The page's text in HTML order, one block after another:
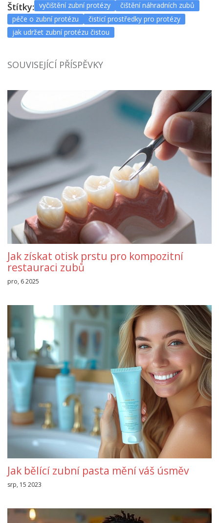
Štítky: vyčištění zubní protézy
čištění náhradních zubů
péče o zubní protézu
čisticí prostředky pro protézy
jak udržet zubní protézu čistou
SOUVISEJÍCÍ PŘÍSPĚVKY
Jak získat otisk prstu pro kompozitní
restauraci zubů
pro, 6 2025
Jak bělící zubní pasta mění váš úsměv
srp, 15 2023